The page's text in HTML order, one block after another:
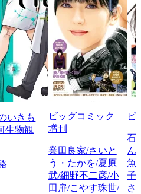
いきも
生物観
ビッグコミック
増刊
業田良家/さいと
う・たかを/夏原
武/細野不二彦/小
田扉/こやす珠世/
ビ
石
ん
魚
子
さ